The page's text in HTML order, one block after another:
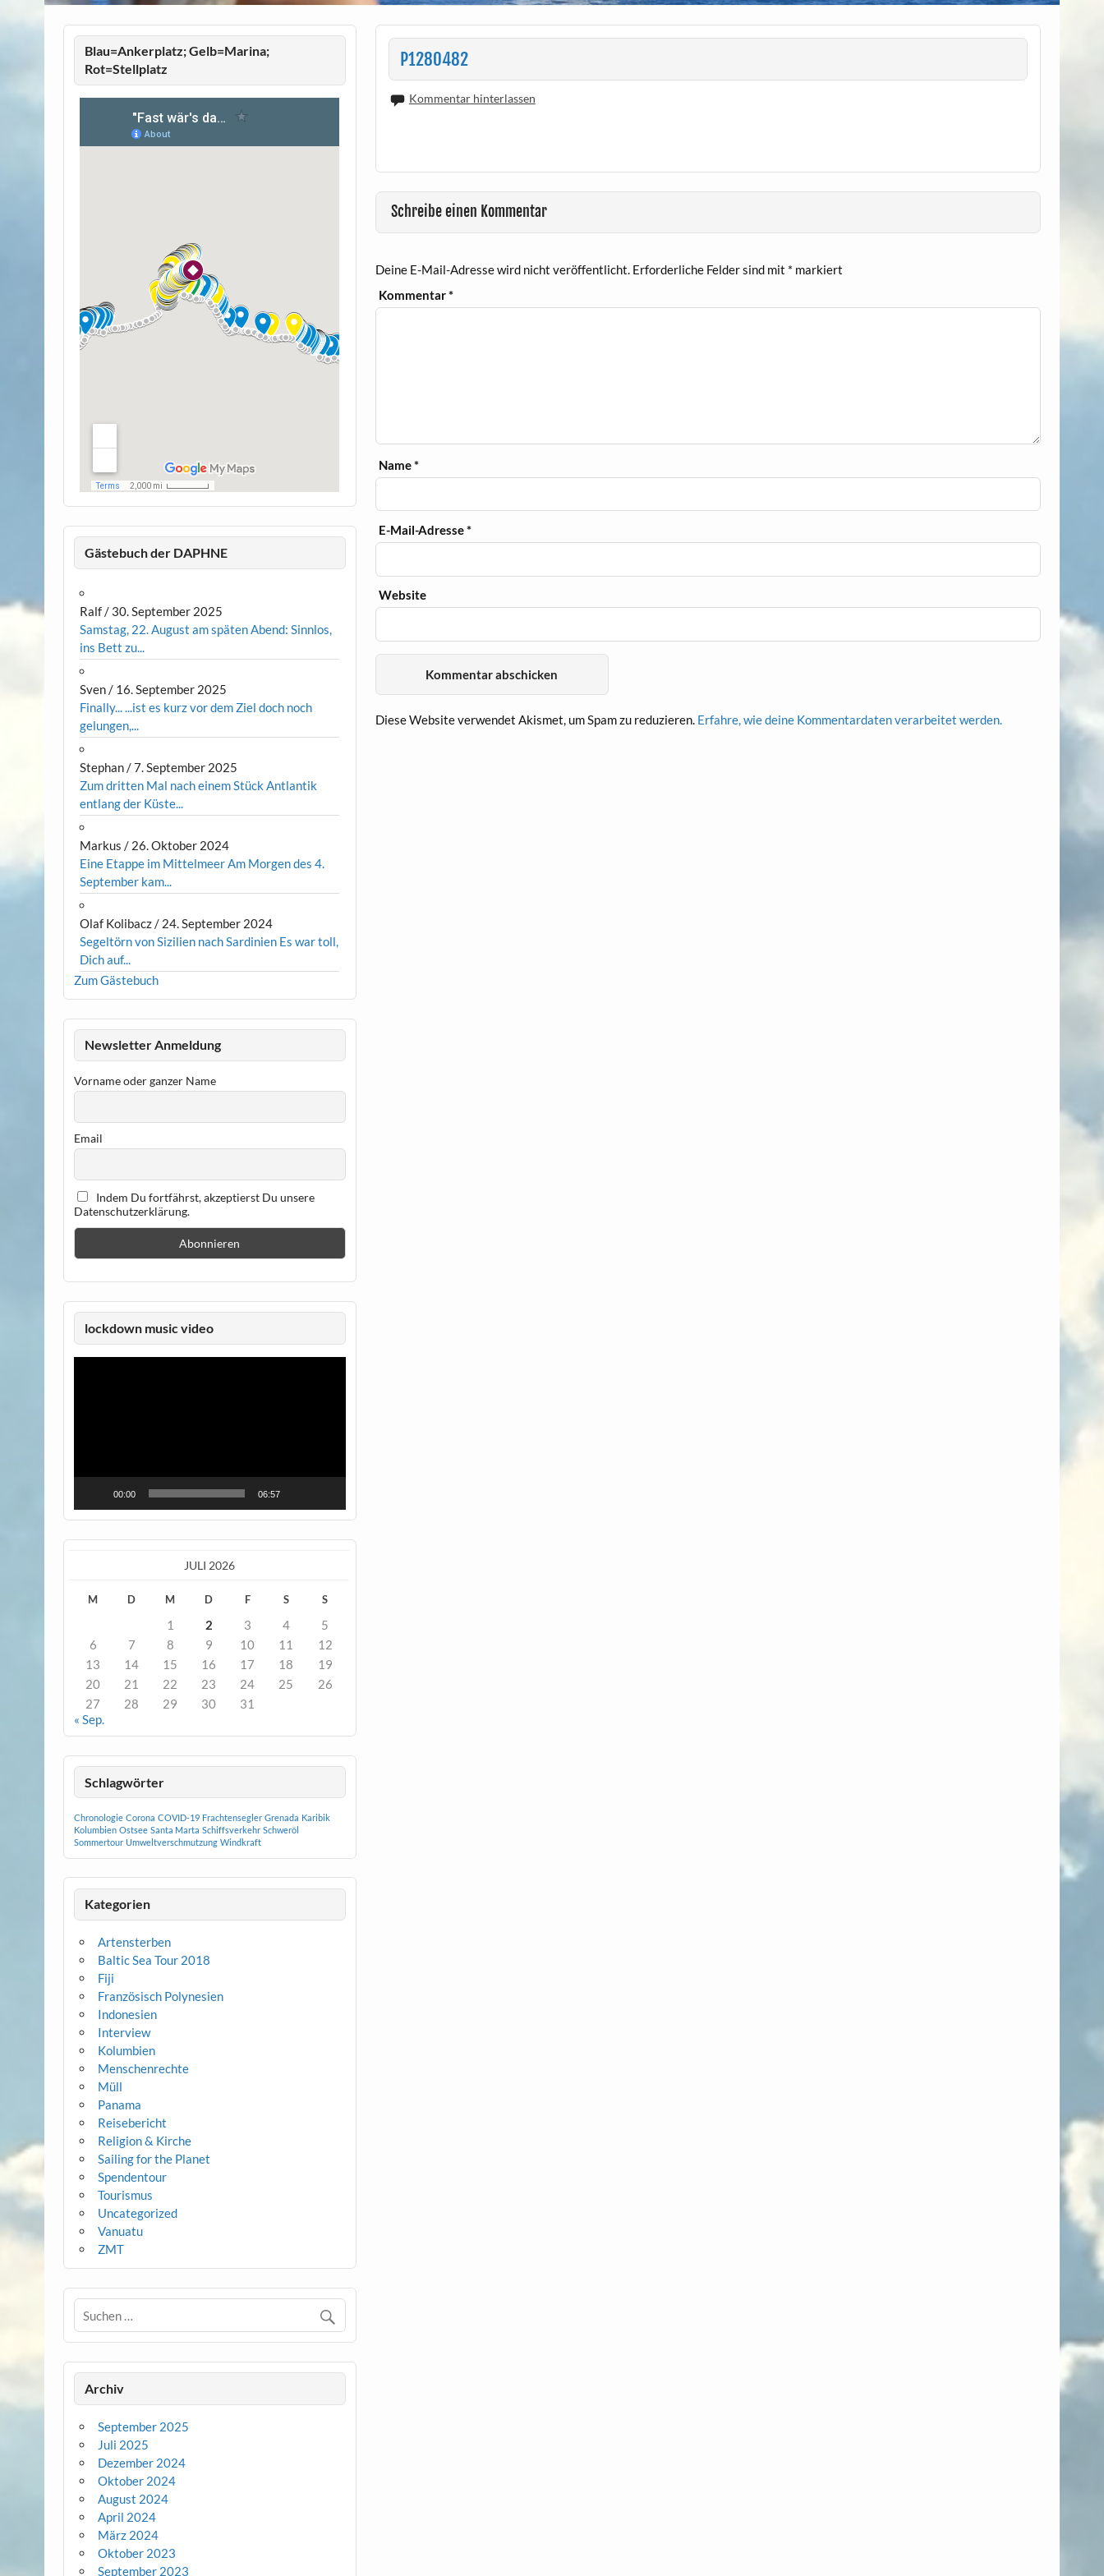
P1280482
Kommentar hinterlassen
Schreibe einen Kommentar
Deine E-Mail-Adresse wird nicht veröffentlicht. Erforderliche Felder sind mit * markiert
Kommentar*
Name*
E-Mail-Adresse*
Website
Diese Website verwendet Akismet, um Spam zu reduzieren. Erfahre, wie deine Kommentardaten verarbeitet werden.
Blau=Ankerplatz; Gelb=Marina;
Rot=Stellplatz
Gästebuch der DAPHNE
Ralf/ 30. September 2025
Samstag, 22. August am späten Abend: Sinnlos,
ins Bett zu...
Sven/ 16. September 2025
Finally... ...ist es kurz vor dem Ziel doch noch
gelungen,...
Stephan/7. September 2025
Zum dritten Mal nach einem Stück Antlantik
entlang der Küste...
Markus / 26. Oktober 2024
Eine Etappe im Mittelmeer Am Morgen des 4.
September kam...
Olaf Kolibacz/ 24. September 2024
Segeltörn von Sizilien nach Sardinien Es war toll,
Dich auf...
Zum Gästebuch
Newsletter Anmeldung
Vorname oder ganzer Name
Email
Indem Du fortfährst, akzeptierst Du unsere
Datenschutzerklärung.
lockdown music video
Video-
00:00 06:57
JULI 2026
M D M D F S S
1 2 3 4
5
6
7 8 9 10 11
12
13
14 15 16 17 18
19
20
21 22 23 24 25
26
27
28 29 30
31
« Sep.
Schlagwörter
Chronologie Corona COVID-19 Frachtensegler Grenada Karibik
Kolumbien Ostsee Santa Marta Schiffsverkehr Schweröl
Sommertour Umweltverschmutzung Windkraft
Kategorien
Artensterben
Baltic Sea Tour 2018
Fiji
Französisch Polynesien
Indonesien
Interview
Kolumbien
Menschenrechte
Müll
Panama
Reisebericht
Religion & Kirche
Sailing for the Planet
Spendentour
Tourismus
Uncategorized
Vanuatu
ZMT
Archiv
September 2025
Juli 2025
Dezember 2024
Oktober 2024
August 2024
April 2024
März 2024
Oktober 2023
September 2023